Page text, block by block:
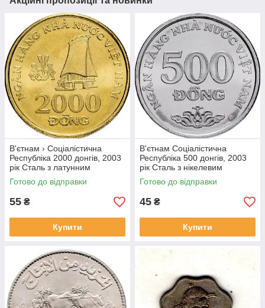
В'єтнам › Соціалістична
Республіка 2000 донгів, 2003
рік Сталь з латунним
покриттям, 5g, ø 23.92mm
№1902
Готово до відправки
55 ₴
Купити
В'єтнам Соціалістична
Республіка 500 донгів, 2003
рік Сталь з нікелевим
покриттям, 4.5g, ø 21.86mm
№1907
Готово до відправки
45 ₴
Купити